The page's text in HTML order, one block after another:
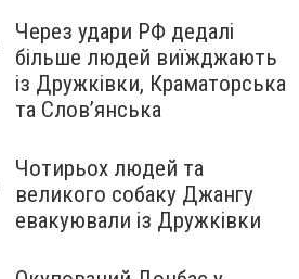
Через удари РФ дедалі
більше людей виїжджають
із Дружківки, Краматорська
та Слов’янська
Чотирьох людей та
великого собаку Джангу
евакуювали із Дружківки